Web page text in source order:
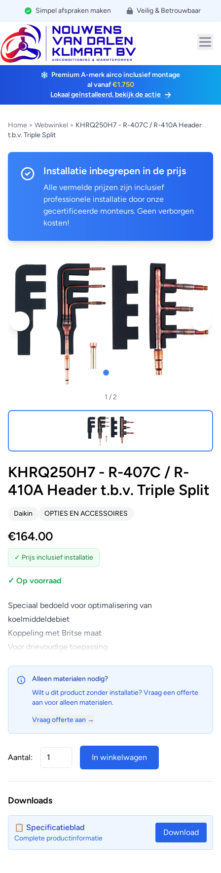
Simpel afspraken maken Veilig & Betrouwbaar
Premium A-merk airco inclusief montage
al vanaf€1.750
Lokaal geïnstalleerd, bekijk de actie
Home > Webwinkel > KHRQ250H7 - R-407C / R-410A Header
t.b.v. Triple Split
Installatie inbegrepen in de prijs
Alle vermelde prijzen zijn inclusief
professionele installatie door onze
gecertificeerde monteurs. Geen verborgen
kosten!
1 / 2
KHRQ250H7 - R-407C / R-
410A Header t.b.v. Triple Split
Daikin OPTIES EN ACCESSOIRES
€164.00
✓ Prijs inclusief installatie
✓ Op voorraad
Speciaal bedoeld voor optimalisering van
koelmiddeldebiet
Koppeling met Britse maat
Voor drievoudige toepassing
Alleen materialen nodig?
Wilt u dit product zonder installatie? Vraag een offerte
aan voor alleen materialen.
Vraag offerte aan →
Aantal: In winkelwagen
Downloads
📋 Specificatieblad
Complete productinformatie
Download